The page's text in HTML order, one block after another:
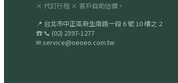
× 代訂行程 × 客戶自助估價。
📍 台北市中正區新生南路一段 6 號 10 樓之 2
☎ 📞 (02) 2397-1277
✉ service@oeoeo.com.tw